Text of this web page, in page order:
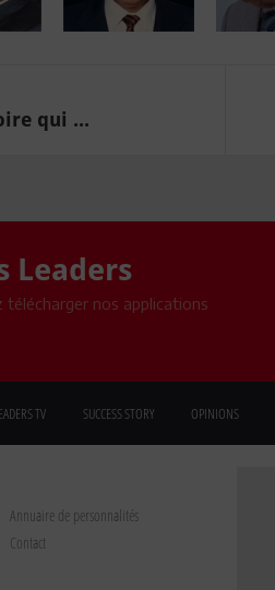
qui ...
Leaders
nos applications
TV SUCCESS STORY OPINIONS
Annuaire de personnalités
Contact